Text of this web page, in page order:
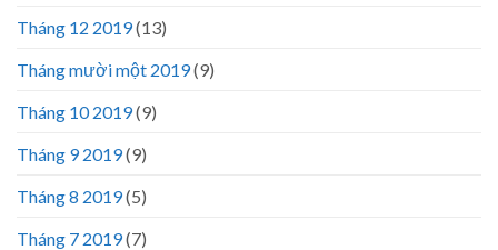
Tháng 12 2019(13)
Tháng mười một 2019(9)
Tháng 10 2019(9)
Tháng 9 2019(9)
Tháng 8 2019(5)
Tháng 7 2019(7)